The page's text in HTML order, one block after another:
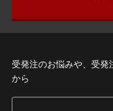
受発注のお悩みや、受発
から